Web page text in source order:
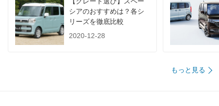
シアのおすすめは？各シ
リーズを徹底比較
2020-12-28
もっと見る